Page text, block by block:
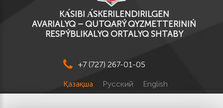
KА́SІBI А́SKERILENDIRILGEN
AVARIALYQ – QUTQARÝ QYZMETTERINIŃ
RESPÝBLIKALYQ ORTALYQ SHTABY
+7 (727) 267-01-05
Қазақша Русский English